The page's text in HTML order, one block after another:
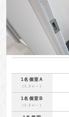
1名個室A
(1.2㎡～)
1名個室B
(1.2㎡～)